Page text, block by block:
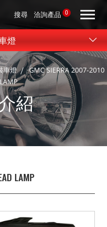
搜尋 洽詢產品 0
車燈
GMC SIERRA 2007-2010
紹
燈
LAMP